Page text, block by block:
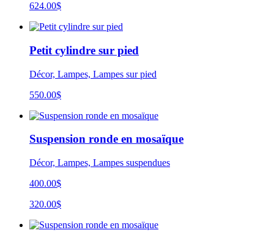
624.00$
Petit cylindre sur pied
Décor, Lampes, Lampes sur pied
550.00$
Suspension ronde en mosaïque
Décor, Lampes, Lampes suspendues
400.00$
320.00$